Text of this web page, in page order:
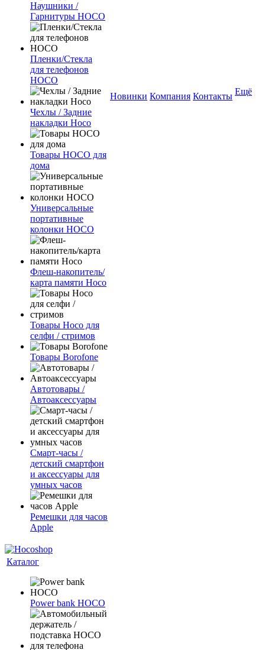
Наушники /
Гарнитуры HOCO
Пленки/Стекла
для телефонов
HOCO
Чехлы / Задние
накладки Hoco
Товары HOCO для
дома
Универсальные
портативные
колонки HOCO
Флеш-накопитель/
карта памяти Hoco
Товары Hoco для
селфи / стримов
Товары Borofone
Автотовары /
Автоаксессуары
Смарт-часы /
детский смартфон
и аксессуары для
умных часов
Ремешки для часов
Apple
Новинки Компания Контакты Ещё
Каталог
Power bank HOCO